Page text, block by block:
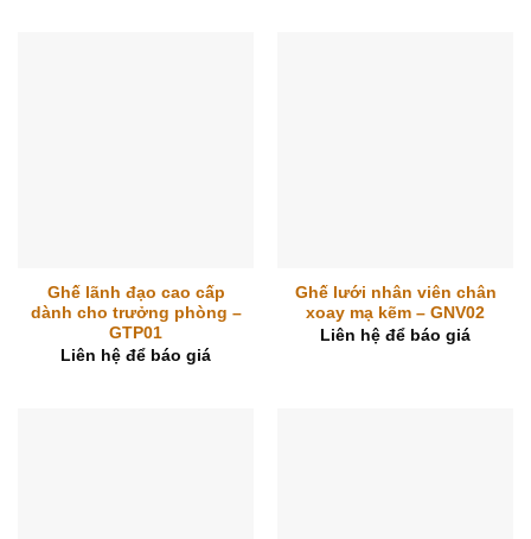
Ghế lãnh đạo cao cấp
dành cho trưởng phòng –
GTP01
Liên hệ để báo giá
Ghế lưới nhân viên chân
xoay mạ kẽm – GNV02
Liên hệ để báo giá